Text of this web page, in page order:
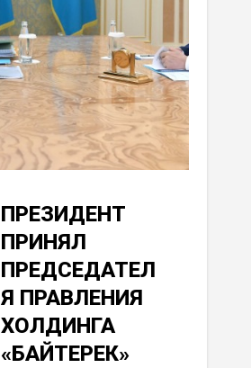
ПРЕЗИДЕНТ
ПРИНЯЛ
ПРЕДСЕДАТЕЛ
Я ПРАВЛЕНИЯ
ХОЛДИНГА
«БАЙТЕРЕК»